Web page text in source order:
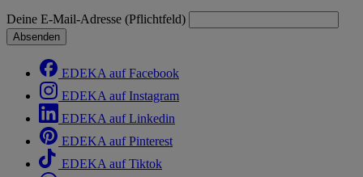
Deine E-Mail-Adresse (Pflichtfeld)
Absenden
EDEKA auf Facebook
EDEKA auf Instagram
EDEKA auf Linkedin
EDEKA auf Pinterest
EDEKA auf Tiktok